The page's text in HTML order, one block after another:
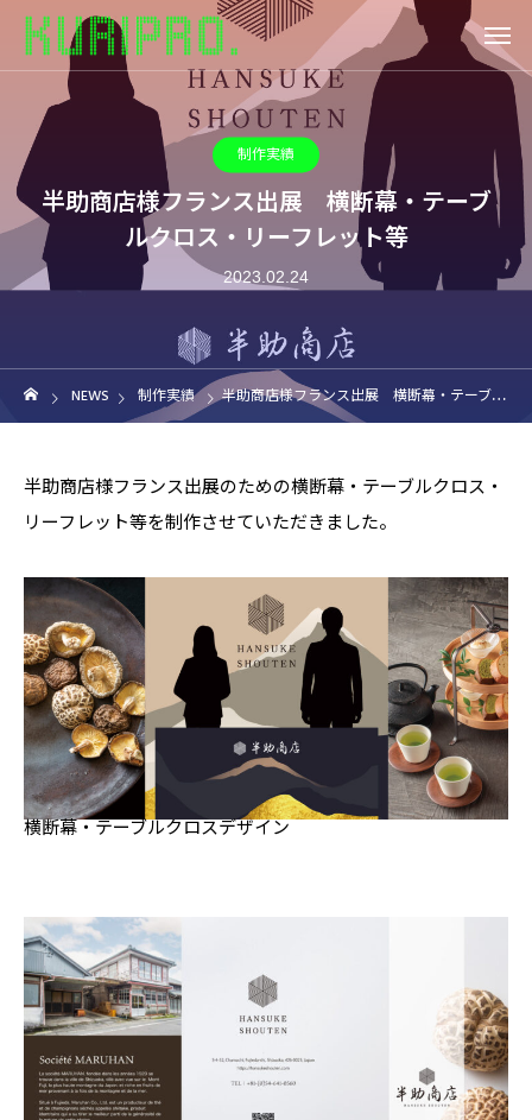
制作実績
半助商店様フランス出展 横断幕・テーブ
ルクロス・リーフレット等
2023.02.24
NEWS 制作実績 半助商店様フランス出展 横断幕・テーブルクロス・リーフレット等
半助商店様フランス出展のための横断幕・テーブルクロス・
リーフレット等を制作させていただきました。
横断幕・テーブルクロスデザイン